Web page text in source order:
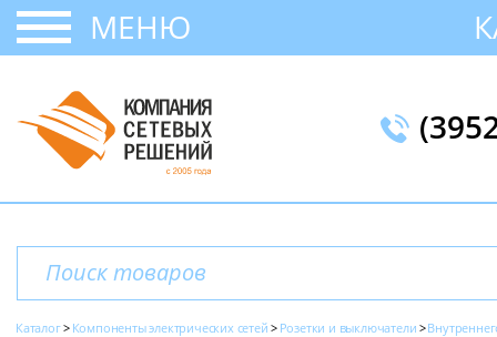
МЕНЮ
Каталог Компоненты электрических сетей Розетки и выключатели